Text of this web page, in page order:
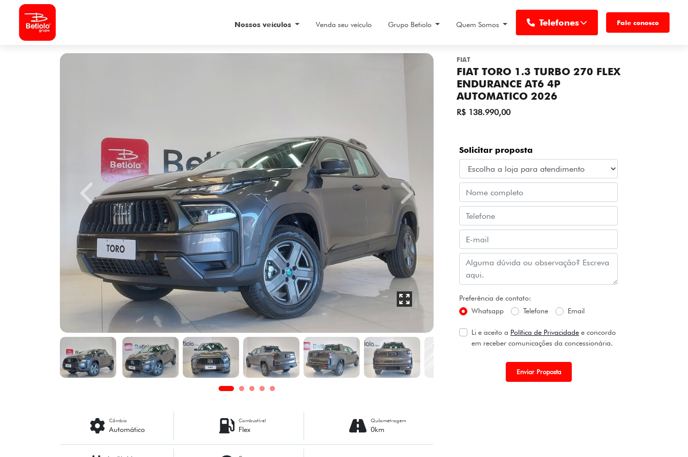
Nossos veículos Venda seu veículo Grupo Betiolo Quem Somos Fale conosco
Telefones
FIAT
FIAT TORO 1.3 TURBO 270 FLEX
ENDURANCE AT6 4P
AUTOMATICO 2026
R$ 138.990,00
Solicitar proposta
Preferência de contato:
Whatsapp
Telefone Email
Li e aceito a Política de Privacidade e concordo
em receber comunicações da concessionária.
Enviar Proposta
Previous Next
Câmbio
Automático
Combustível
Flex
Quilometragem
0km